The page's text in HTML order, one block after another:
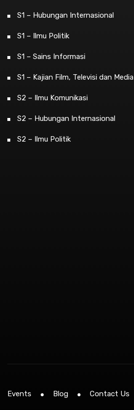
S1 – Hubungan Internasional
S1 – Ilmu Politik
S1 – Sains Informasi
S1 – Kajian Film, Televisi dan Media
S2 – Ilmu Komunikasi
S2 – Hubungan Internasional
S2 – Ilmu Politik
Events Blog Contact Us